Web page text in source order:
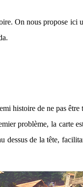
On nous propose
histoire de ne pas
problème, la carte
de la tête,